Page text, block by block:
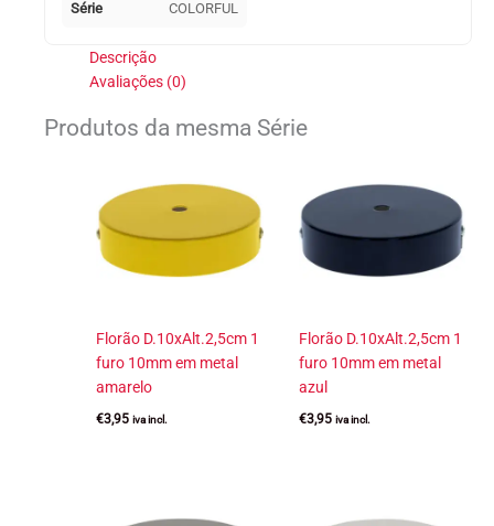
Série COLORFUL
Descrição
Avaliações (0)
Produtos da mesma Série
Florão D.10xAlt.2,5cm 1
furo 10mm em metal
amarelo
€3,95 iva incl.
Florão D.10xAlt.2,5cm 1
furo 10mm em metal
azul
€3,95 iva incl.